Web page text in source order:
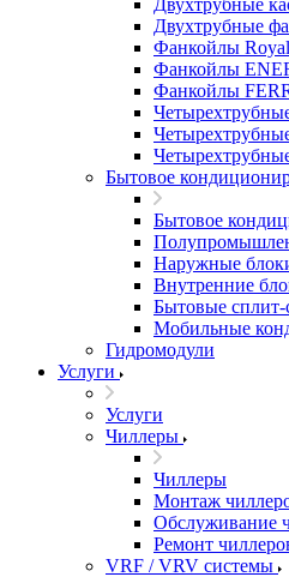
Двухтрубные
Фанкойлы
Фанкойлы
Фанкойлы
Бытовое
Бытовое
Наружные
Внутренние
Бытовые
Мобильные
Гидромодули
Услуги
Услуги
Чиллеры
Чиллеры
Монтаж
Обслуживание
Ремонт
VRF / VRV системы